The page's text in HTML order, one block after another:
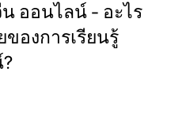
ออนไลน์ - อะไร
องการเรียนรู้